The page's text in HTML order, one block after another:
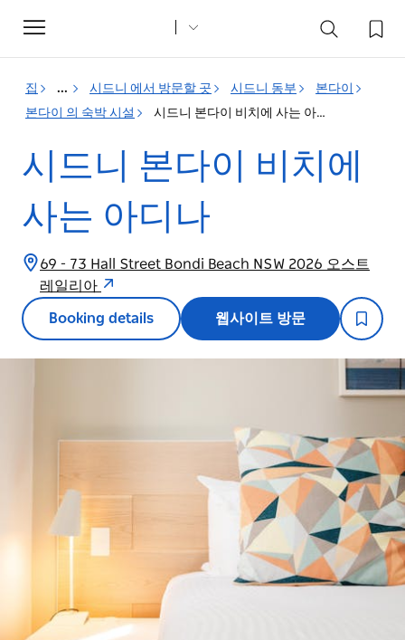
Toggle
navigation
집 ... 시드니 에서 방문할 곳 시드니 동부
본다이
본다이 의 숙박 시설
시드니 본다이 비치에 사는 아디나
시드니 본다이 비치에
사는 아디나
69 - 73 Hall Street Bondi Beach NSW 2026 오스트
레일리아
Booking details 웹사이트 방문